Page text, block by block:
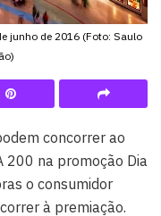
junho de 2016 (Foto: Saulo
concorrer ao
200 na promoção Dia
o consumidor
à premiação.